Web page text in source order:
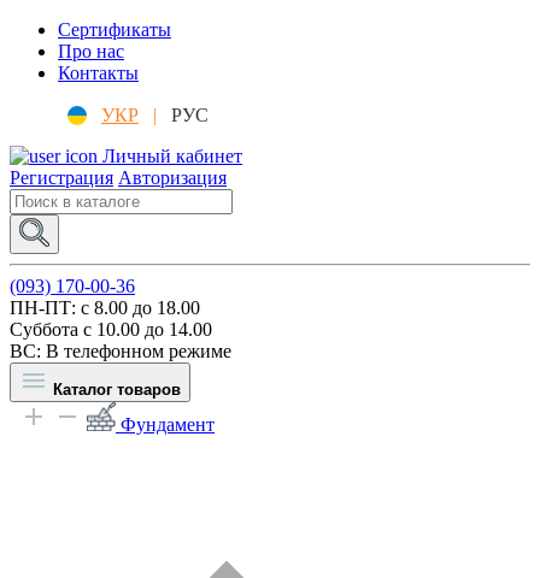
Сертификаты
Про нас
Контакты
УКР |
РУС
Личный кабинет
Регистрация Авторизация
(093) 170-00-36
ПН-ПТ: c 8.00 до 18.00
Суббота с 10.00 до 14.00
ВС: В телефонном режиме
Каталог товаров
Фундамент